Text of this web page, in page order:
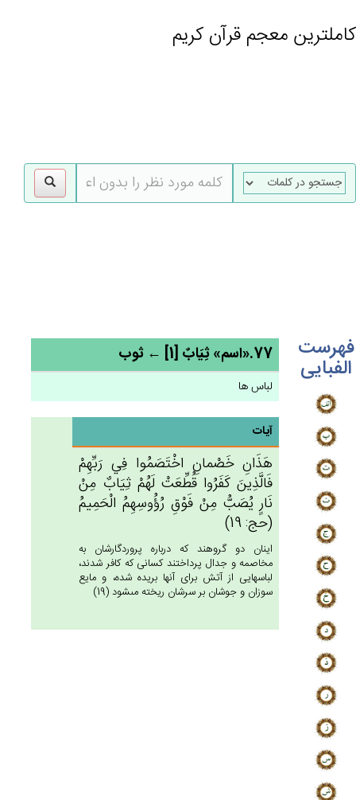
کاملترین معجم قرآن کریم
فهرست
الفبایی 77.«اسم» ثِيَاب‌ٌ [1] ← ثوب
لباس ها
آیات
هَذَان‌ِ خَصْمان‌ِ اخْتَصَمُوا فِي‌ رَبِّهِم‌ْ
فَالَّذِين‌َ كَفَرُوا قُطِّعَت‌ْ لَهُم‌ْ ثِيَاب‌ٌ مِنْ‌
نَارٍ يُصَب‌ُّ مِنْ‌ فَوْق‌ِ رُؤُوسِهِم‌ُ الْحَمِيم‌ُ
(حج: 19)
اينان دو گروهند كه درباره پروردگارشان به
مخاصمه و جدال پرداختند كسانى كه كافر شدند،
لباسهايى از آتش براى آنها بريده شده، و مايع
سوزان و جوشان بر سرشان ريخته مى‏شود (19)